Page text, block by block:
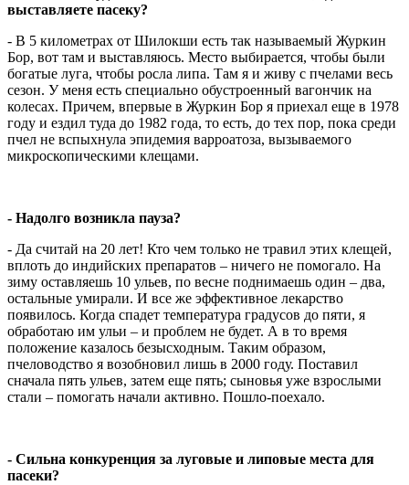
выставляете пасеку?
- В 5 километрах от Шилокши есть так называемый Журкин
Бор, вот там и выставляюсь. Место выбирается, чтобы были
богатые луга, чтобы росла липа. Там я и живу с пчелами весь
сезон. У меня есть специально обустроенный вагончик на
колесах. Причем, впервые в Журкин Бор я приехал еще в 1978
году и ездил туда до 1982 года, то есть, до тех пор, пока среди
пчел не вспыхнула эпидемия варроатоза, вызываемого
микроскопическими клещами.
- Надолго возникла пауза?
- Да считай на 20 лет! Кто чем только не травил этих клещей,
вплоть до индийских препаратов – ничего не помогало. На
зиму оставляешь 10 ульев, по весне поднимаешь один – два,
остальные умирали. И все же эффективное лекарство
появилось. Когда спадет температура градусов до пяти, я
обработаю им ульи – и проблем не будет. А в то время
положение казалось безысходным. Таким образом,
пчеловодство я возобновил лишь в 2000 году. Поставил
сначала пять ульев, затем еще пять; сыновья уже взрослыми
стали – помогать начали активно. Пошло-поехало.
- Сильна конкуренция за луговые и липовые места для
пасеки?